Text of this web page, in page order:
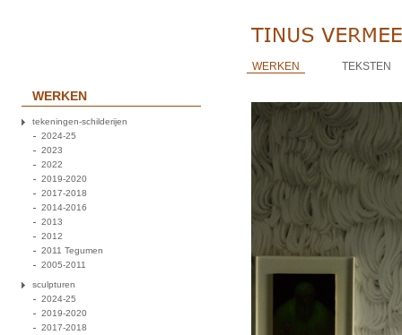
WERKEN TEKSTEN
WERKEN
tekeningen-schilderijen
2024-25
2023
2022
2019-2020
2017-2018
2014-2016
2013
2012
2011 Tegumen
2005-2011
sculpturen
2024-25
2019-2020
2017-2018